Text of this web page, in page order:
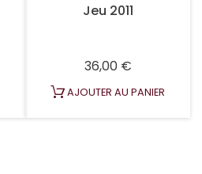
Jeu 2011
36,00 €Prix
AJOUTER AU PANIER